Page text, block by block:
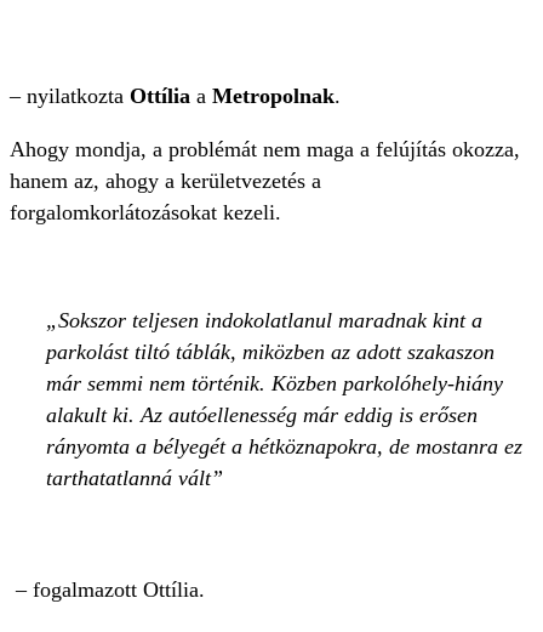
– nyilatkozta Ottília a Metropolnak.
Ahogy mondja, a problémát nem maga a felújítás okozza,
hanem az, ahogy a kerületvezetés a
forgalomkorlátozásokat kezeli.
Sokszor teljesen indokolatlanul maradnak kint a
parkolást tiltó táblák, miközben az adott szakaszon
már semmi nem történik. Közben parkolóhely-hiány
alakult ki. Az autóellenesség már eddig is erősen
rányomta a bélyegét a hétköznapokra, de mostanra ez
tarthatatlanná vált
– fogalmazott Ottília.